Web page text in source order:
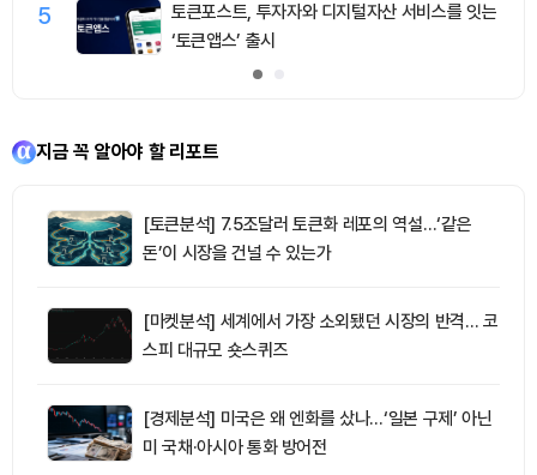
5
토큰포스트, 투자자와 디지털자산 서비스를 잇는
‘토큰앱스’ 출시
지금 꼭 알아야 할 리포트
[토큰분석] 7.5조달러 토큰화 레포의 역설…‘같은
돈’이 시장을 건널 수 있는가
[마켓분석] 세계에서 가장 소외됐던 시장의 반격… 코
스피 대규모 숏스퀴즈
[경제분석] 미국은 왜 엔화를 샀나…‘일본 구제’ 아닌
미 국채·아시아 통화 방어전